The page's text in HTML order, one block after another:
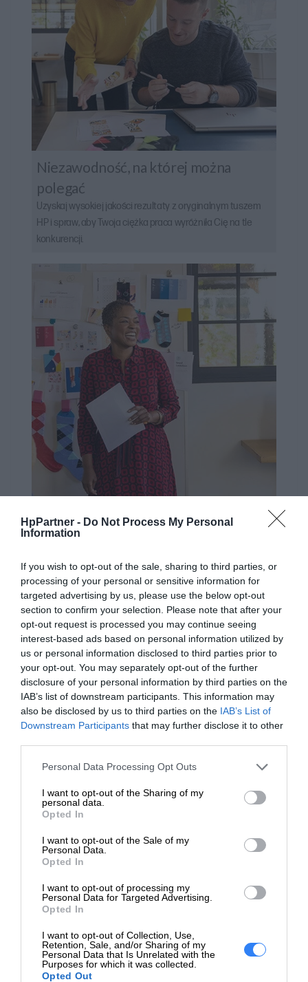
HpPartner - Do Not Process My Personal
Information
If you wish to opt-out of the sale, sharing to third parties, or
processing of your personal or sensitive information for
targeted advertising by us, please use the below opt-out
section to confirm your selection. Please note that after your
opt-out request is processed you may continue seeing
interest-based ads based on personal information utilized by
us or personal information disclosed to third parties prior to
your opt-out. You may separately opt-out of the further
disclosure of your personal information by third parties on the
IAB’s list of downstream participants. This information may
also be disclosed by us to third parties on the IAB’s List of
Downstream Participants that may further disclose it to other
Personal Data Processing Opt Outs
I want to opt-out of the Sharing of my
personal data.
Opted In
I want to opt-out of the Sale of my
Personal Data.
Opted In
I want to opt-out of processing my
Personal Data for Targeted Advertising.
Opted In
I want to opt-out of Collection, Use,
Retention, Sale, and/or Sharing of my
Personal Data that Is Unrelated with the
Purposes for which it was collected.
Opted Out
Niezawodność, na której można
polegać
Uzyskaj wysokiej jakości rezultaty z oryginalnym tuszem
HP i spraw, aby Twoja ciężka praca wyróżniła Cię na tle
konkurencji.
Dajesz z siebie wszystko. My również.
Zachowaj ważne dokumenty i
wspomnienia
Wybierz oryginalne atramenty HP, aby drukować wyraziste
dokumenty i utrwalone cenne chwile w żywych kolorach.